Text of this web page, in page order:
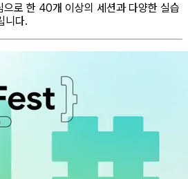
로 한 40개 이상의 세션과 다양한 실습
니다.